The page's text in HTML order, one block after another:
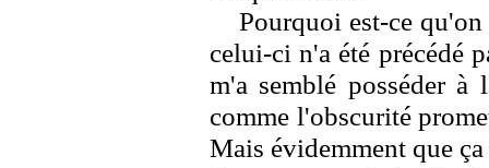
Pourquoi est-ce
celui-ci n'a été précédé
m'a semblé posséder
comme l'obscurité
Mais évidemment que